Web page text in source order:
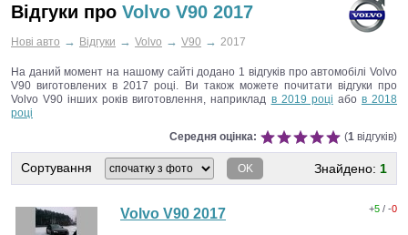
Відгуки про Volvo V90 2017
Нові авто → Відгуки → Volvo → V90 → 2017
На даний момент на нашому сайті додано 1 відгуків про автомобілі Volvo
V90 виготовлених в 2017 році.
Ви також можете почитати відгуки про
Volvo V90 інших років виготовлення, наприклад в 2019 році або в 2018
році
Середня оцінка:
(1 відгуків)
Сортування OK Знайдено: 1
+5 / -0
Volvo V90 2017